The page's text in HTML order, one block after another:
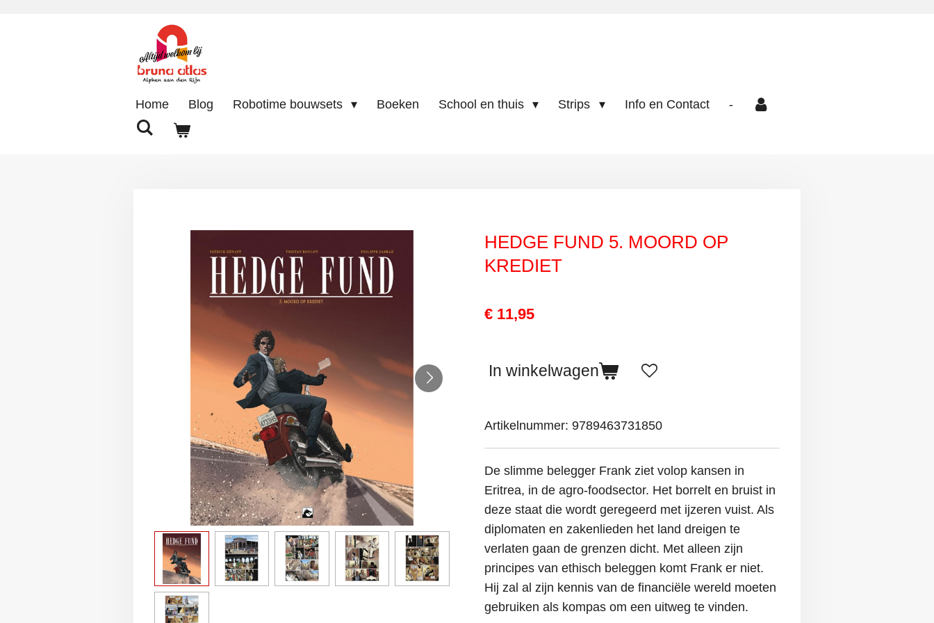
Home Blog Robotime bouwsets Boeken School en thuis Strips Info en Contact -
HEDGE FUND 5. MOORD OP
KREDIET
€ 11,95
In winkelwagen
Artikelnummer: 9789463731850
De slimme belegger Frank ziet volop kansen in
Eritrea, in de agro-foodsector. Het borrelt en bruist in
deze staat die wordt geregeerd met ijzeren vuist. Als
diplomaten en zakenlieden het land dreigen te
verlaten gaan de grenzen dicht. Met alleen zijn
principes van ethisch beleggen komt Frank er niet.
Hij zal al zijn kennis van de financiële wereld moeten
gebruiken als kompas om een uitweg te vinden.